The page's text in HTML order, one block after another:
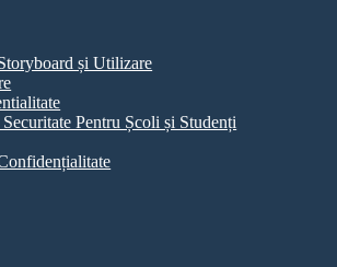
și Utilizare
Pentru Școli și Studenți